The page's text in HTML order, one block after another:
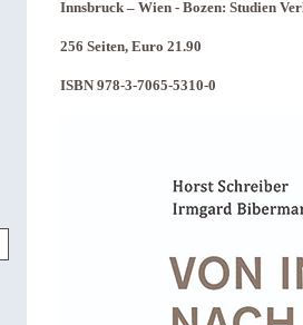
Innsbruck – Wien - Bozen: Studien
256 Seiten, Euro 21.90
ISBN 978-3-7065-5310-0